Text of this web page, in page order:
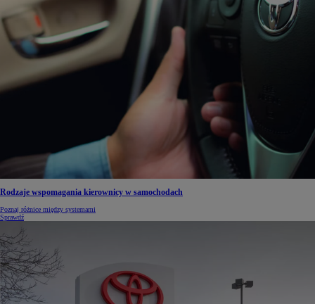
Rodzaje wspomagania kierownicy w samochodach
Poznaj różnice między systemami
Sprawdź